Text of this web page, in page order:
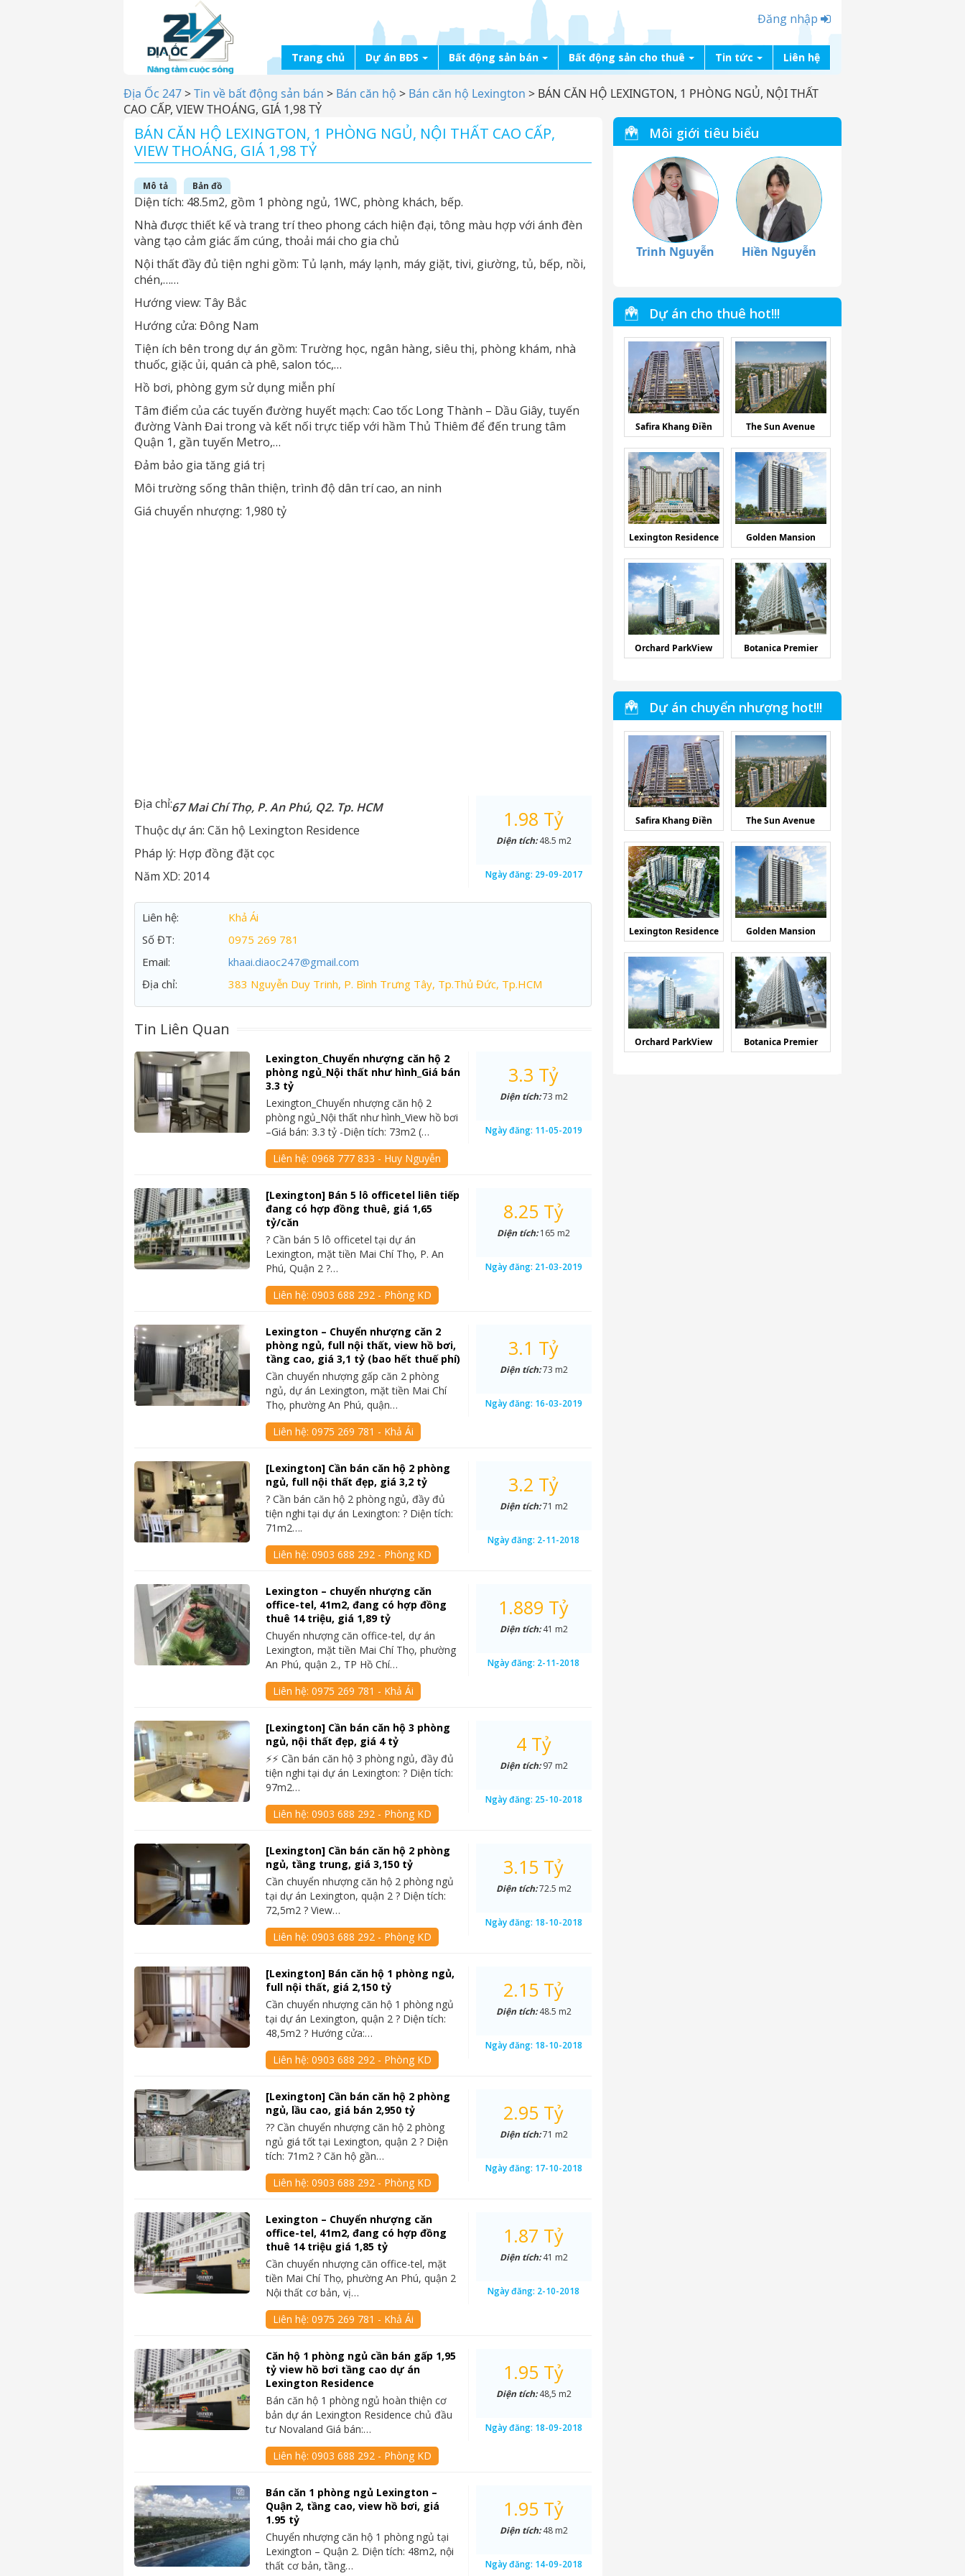
Đăng nhập
Trang chủ Dự án BĐS Bất động sản bán Bất động sản cho thuê Tin tức Liên hệ
Địa Ốc 247>Tin về bất động sản bán > Bán căn hộ > Bán căn hộ Lexington > BÁN CĂN HỘ LEXINGTON, 1 PHÒNG NGỦ, NỘI THẤT
CAO CẤP, VIEW THOÁNG, GIÁ 1,98 TỶ
BÁN CĂN HỘ LEXINGTON, 1 PHÒNG NGỦ, NỘI THẤT CAO CẤP,
VIEW THOÁNG, GIÁ 1,98 TỶ
Mô tả Bản đồ
Diện tích: 48.5m2, gồm 1 phòng ngủ, 1WC, phòng khách, bếp.
Nhà được thiết kế và trang trí theo phong cách hiện đại, tông màu hợp với ánh đèn
vàng tạo cảm giác ấm cúng, thoải mái cho gia chủ
Nội thất đầy đủ tiện nghi gồm: Tủ lạnh, máy lạnh, máy giặt, tivi, giường, tủ, bếp, nồi,
chén,……
Hướng view: Tây Bắc
Hướng cửa: Đông Nam
Tiện ích bên trong dự án gồm: Trường học, ngân hàng, siêu thị, phòng khám, nhà
thuốc, giặc ủi, quán cà phê, salon tóc,…
Hồ bơi, phòng gym sử dụng miễn phí
Tâm điểm của các tuyến đường huyết mạch: Cao tốc Long Thành – Dầu Giây, tuyến
đường Vành Đai trong và kết nối trực tiếp với hầm Thủ Thiêm để đến trung tâm
Quận 1, gần tuyến Metro,…
Đảm bảo gia tăng giá trị
Môi trường sống thân thiện, trình độ dân trí cao, an ninh
Giá chuyển nhượng: 1,980 tỷ
Địa chỉ:67 Mai Chí Thọ, P. An Phú, Q2. Tp. HCM
Thuộc dự án: Căn hộ Lexington Residence
Pháp lý: Hợp đồng đặt cọc
Năm XD: 2014
1.98 Tỷ
Diện tích:48.5 m2
Ngày đăng: 29-09-2017
Liên hệ:
Khả Ái
Số ĐT:
0975 269 781
Email:
khaai.diaoc247@gmail.com
Địa chỉ:
383 Nguyễn Duy Trinh, P. Bình Trưng Tây, Tp.Thủ Đức, Tp.HCM
Tin Liên Quan
Lexington_Chuyển nhượng căn hộ 2
phòng ngủ_Nội thất như hình_Giá bán
3.3 tỷ
Lexington_Chuyển nhượng căn hộ 2
phòng ngủ_Nội thất như hình_View hồ bơi
–Giá bán: 3.3 tỷ -Diện tích: 73m2 (…
Liên hệ:0968 777 833 - Huy Nguyễn
3.3 Tỷ
Diện tích:73 m2
Ngày đăng: 11-05-2019
[Lexington] Bán 5 lô officetel liên tiếp
đang có hợp đồng thuê, giá 1,65
tỷ/căn
? Cần bán 5 lô officetel tại dự án
Lexington, mặt tiền Mai Chí Thọ, P. An
Phú, Quận 2 ?…
Liên hệ:0903 688 292 - Phòng KD
8.25 Tỷ
Diện tích:165 m2
Ngày đăng: 21-03-2019
Lexington – Chuyển nhượng căn 2
phòng ngủ, full nội thất, view hồ bơi,
tầng cao, giá 3,1 tỷ (bao hết thuế phí)
Cần chuyển nhượng gấp căn 2 phòng
ngủ, dự án Lexington, mặt tiền Mai Chí
Thọ, phường An Phú, quận…
Liên hệ:0975 269 781 - Khả Ái
3.1 Tỷ
Diện tích:73 m2
Ngày đăng: 16-03-2019
[Lexington] Cần bán căn hộ 2 phòng
ngủ, full nội thất đẹp, giá 3,2 tỷ
? Cần bán căn hộ 2 phòng ngủ, đầy đủ
tiện nghi tại dự án Lexington: ? Diện tích:
71m2….
Liên hệ:0903 688 292 - Phòng KD
3.2 Tỷ
Diện tích:71 m2
Ngày đăng: 2-11-2018
Lexington – chuyển nhượng căn
office-tel, 41m2, đang có hợp đồng
thuê 14 triệu, giá 1,89 tỷ
Chuyển nhượng căn office-tel, dự án
Lexington, mặt tiền Mai Chí Thọ, phường
An Phú, quận 2., TP Hồ Chí…
Liên hệ:0975 269 781 - Khả Ái
1.889 Tỷ
Diện tích:41 m2
Ngày đăng: 2-11-2018
[Lexington] Cần bán căn hộ 3 phòng
ngủ, nội thất đẹp, giá 4 tỷ
⚡⚡ Cần bán căn hộ 3 phòng ngủ, đầy đủ
tiện nghi tại dự án Lexington: ? Diện tích:
97m2…
Liên hệ:0903 688 292 - Phòng KD
4 Tỷ
Diện tích:97 m2
Ngày đăng: 25-10-2018
[Lexington] Cần bán căn hộ 2 phòng
ngủ, tầng trung, giá 3,150 tỷ
Cần chuyển nhượng căn hộ 2 phòng ngủ
tại dự án Lexington, quận 2 ? Diện tích:
72,5m2 ? View…
Liên hệ:0903 688 292 - Phòng KD
3.15 Tỷ
Diện tích:72.5 m2
Ngày đăng: 18-10-2018
[Lexington] Bán căn hộ 1 phòng ngủ,
full nội thất, giá 2,150 tỷ
Cần chuyển nhượng căn hộ 1 phòng ngủ
tại dự án Lexington, quận 2 ? Diện tích:
48,5m2 ? Hướng cửa:…
Liên hệ:0903 688 292 - Phòng KD
2.15 Tỷ
Diện tích:48.5 m2
Ngày đăng: 18-10-2018
[Lexington] Cần bán căn hộ 2 phòng
ngủ, lầu cao, giá bán 2,950 tỷ
?? Cần chuyển nhượng căn hộ 2 phòng
ngủ giá tốt tại Lexington, quận 2 ? Diện
tích: 71m2 ? Căn hộ gần…
Liên hệ:0903 688 292 - Phòng KD
2.95 Tỷ
Diện tích:71 m2
Ngày đăng: 17-10-2018
Lexington – Chuyển nhượng căn
office-tel, 41m2, đang có hợp đồng
thuê 14 triệu giá 1,85 tỷ
Cần chuyển nhượng căn office-tel, mặt
tiền Mai Chí Thọ, phường An Phú, quận 2
Nội thất cơ bản, vị…
Liên hệ:0975 269 781 - Khả Ái
1.87 Tỷ
Diện tích:41 m2
Ngày đăng: 2-10-2018
Căn hộ 1 phòng ngủ cần bán gấp 1,95
tỷ view hồ bơi tầng cao dự án
Lexington Residence
Bán căn hộ 1 phòng ngủ hoàn thiện cơ
bản dự án Lexington Residence chủ đầu
tư Novaland Giá bán:…
Liên hệ:0903 688 292 - Phòng KD
1.95 Tỷ
Diện tích:48,5 m2
Ngày đăng: 18-09-2018
Bán căn 1 phòng ngủ Lexington –
Quận 2, tầng cao, view hồ bơi, giá
1.95 tỷ
Chuyển nhượng căn hộ 1 phòng ngủ tại
Lexington – Quận 2. Diện tích: 48m2, nội
thất cơ bản, tầng…
1.95 Tỷ
Diện tích:48 m2
Ngày đăng: 14-09-2018
Môi giới tiêu biểu
Trinh Nguyễn Hiền Nguyễn
Dự án cho thuê hot!!!
Safira Khang Điền The Sun Avenue
Lexington Residence Golden Mansion
Orchard ParkView Botanica Premier
Dự án chuyển nhượng hot!!!
Safira Khang Điền The Sun Avenue
Lexington Residence Golden Mansion
Orchard ParkView Botanica Premier